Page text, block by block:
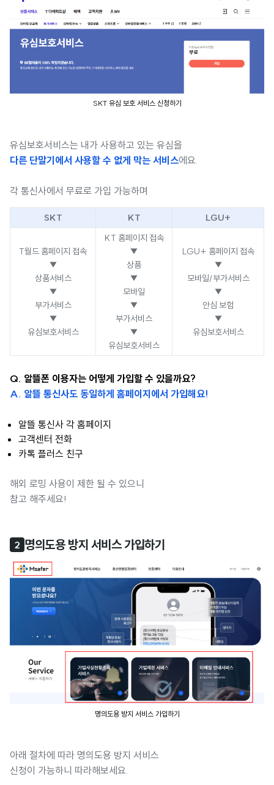
SKT 유심 보호 서비스 신청하기
유심보호서비스는 내가 사용하고 있는 유심을
다른 단말기에서 사용할 수 없게 막는 서비스에요.
각 통신사에서 무료로 가입 가능하며
SKT KT LGU+
T월드 홈페이지 접속
▼
상품서비스
▼
부가서비스
▼
유심보호서비스
KT 홈페이지 접속
▼
상품
▼
모바일
▼
부가서비스
▼
유심보호서비스
LGU+ 홈페이지 접속
▼
모바일/부가서비스
▼
안심 보험
▼
유심보호서비스
Q. 알뜰폰 이용자는 어떻게 가입할 수 있을까요?
A. 알뜰 통신사도 동일하게 홈페이지에서 가입해요!
알뜰 통신사 각 홈페이지
고객센터 전화
카톡 플러스 친구
해외 로밍 사용이 제한 될 수 있으니
참고 해주세요!
2 명의도용 방지 서비스 가입하기
명의도용 방지 서비스 가입하기
아래 절차에 따라 명의도용 방지 서비스
신청이 가능하니 따라해보세요.